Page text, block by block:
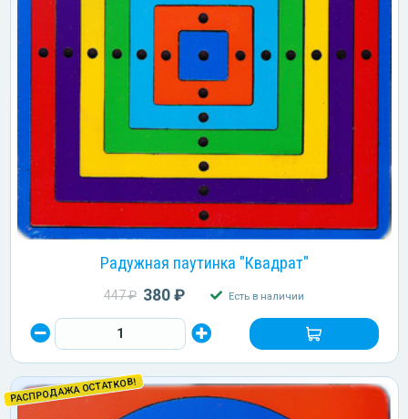
Радужная паутинка "Квадрат"
447 ₽ 380 ₽ Есть в наличии
РАСПРОДАЖА ОСТАТКОВ!